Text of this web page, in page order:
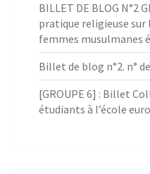
BILLET DE BLOG N°2
pratique religieuse
femmes musulmanes
Billet de blog n°2. n°
[GROUPE 6] : Billet
étudiants à l’école